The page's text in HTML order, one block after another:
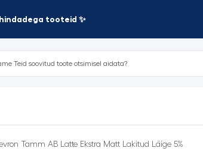
tooteid ✨
Tamm AB Latte Ekstra Matt Lakitud Läige 5%